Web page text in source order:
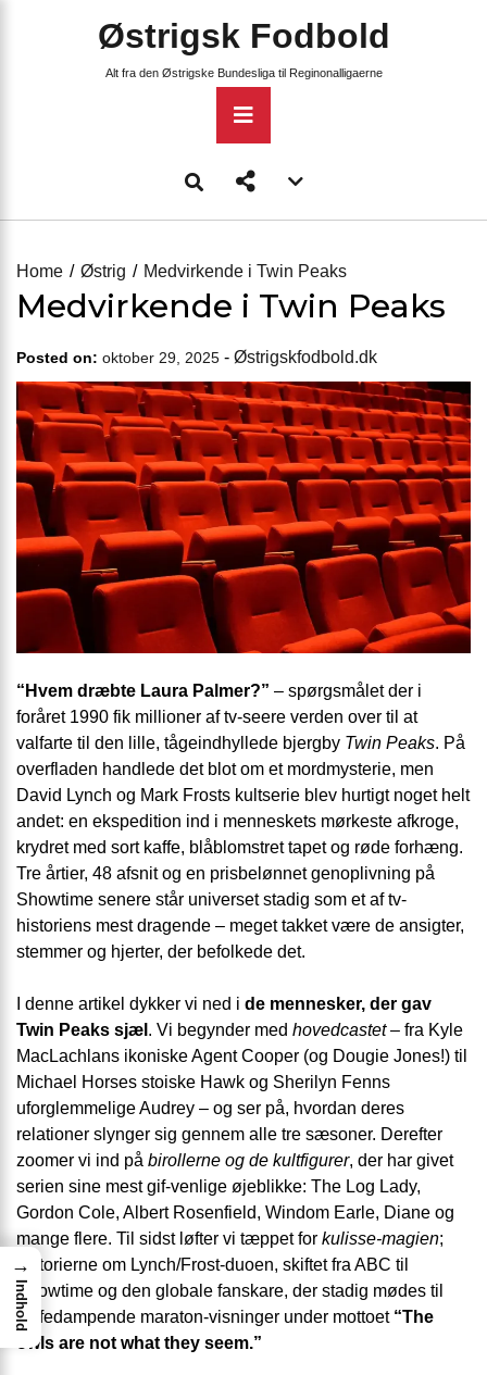
Østrigsk Fodbold
Alt fra den Østrigske Bundesliga til Reginonalligaerne
Primary
Menu
menu
Home
Østrig Medvirkende i Twin Peaks
Medvirkende i Twin Peaks
Posted on: oktober 29, 2025 - Østrigskfodbold.dk
“Hvem dræbte Laura Palmer?” – spørgsmålet der i
foråret 1990 fik millioner af tv-seere verden over til at
valfarte til den lille, tågeindhyllede bjergby Twin Peaks. På
overfladen handlede det blot om et mordmysterie, men
David Lynch og Mark Frosts kultserie blev hurtigt noget helt
andet: en ekspedition ind i menneskets mørkeste afkroge,
krydret med sort kaffe, blåblomstret tapet og røde forhæng.
Tre årtier, 48 afsnit og en prisbelønnet genoplivning på
Showtime senere står universet stadig som et af tv-
historiens mest dragende – meget takket være de ansigter,
stemmer og hjerter, der befolkede det.
I denne artikel dykker vi ned i de mennesker, der gav
Twin Peaks sjæl . Vi begynder med hovedcastet– fra Kyle
MacLachlans ikoniske Agent Cooper (og Dougie Jones!) til
Michael Horses stoiske Hawk og Sherilyn Fenns
uforglemmelige Audrey – og ser på, hvordan deres
relationer slynger sig gennem alle tre sæsoner. Derefter
zoomer vi ind på birollerne og de kultfigurer, der har givet
serien sine mest gif-venlige øjeblikke: The Log Lady,
Gordon Cole, Albert Rosenfield, Windom Earle, Diane og
mange flere. Til sidst løfter vi tæppet for kulisse-magien;
historierne om Lynch/Frost-duoen, skiftet fra ABC til
Showtime og den globale fanskare, der stadig mødes til
kaffedampende maraton-visninger under mottoet “The
owls are not what they seem.”
→
Indhold